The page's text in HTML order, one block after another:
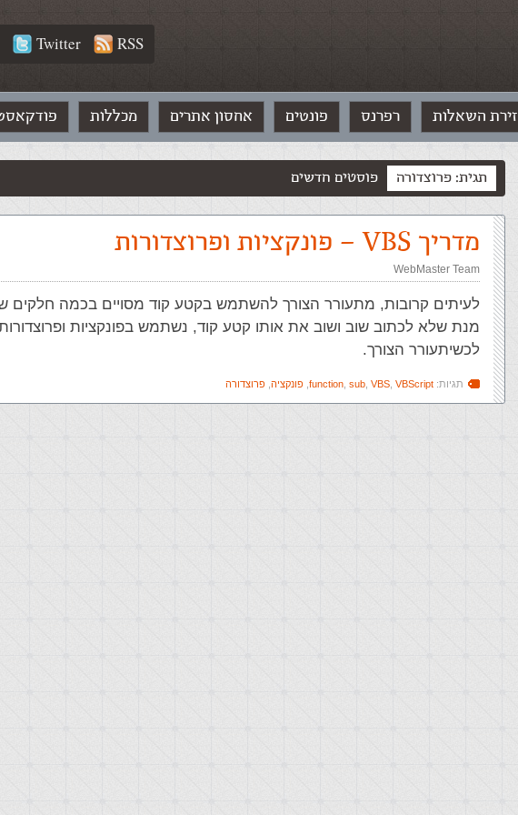
Twitter RSS
זירת השאלות רפרנס פונטים אחסון אתרים מכללות
תגית: פרוצדורה פוסטים חדשים
מדריך VBS – פונקציות ופרוצדורות
WebMaster Team
לעיתים קרובות, מתעורר הצורך להשתמש בקטע קוד מסויים בכמה חלקים
מנת שלא לכתוב שוב ושוב את אותו קטע קוד, נשתמש בפונקציות
לכשיתעורר הצורך.
תגיות: function sub VBS VBScript פונקציה פרוצדורה